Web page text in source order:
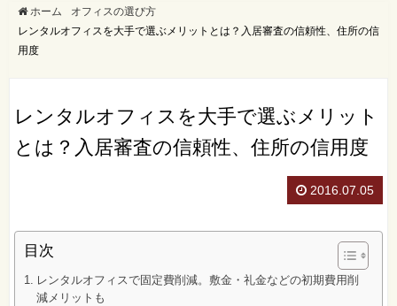
市区でさがす 沿線でさがす
特徴でさがす
ホーム
オフィスの選び方
レンタルオフィスを大手で選ぶメリットとは？入居審査の信頼性、住所の信
用度
レンタルオフィスを大手で選ぶメリット
とは？入居審査の信頼性、住所の信用度
2016.07.05
目次
レンタルオフィスで固定費削減。敷金・礼金などの初期費用削
減メリットも